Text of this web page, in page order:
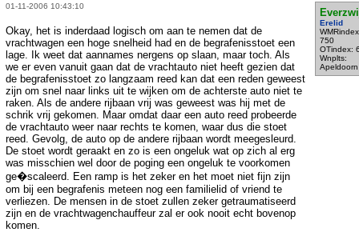
01-11-2006 10:43:10
Erelid
750
OTindex:
Wnplts:
Apeldoorn
Okay, het is inderdaad logisch om aan te nemen dat de
vrachtwagen een hoge snelheid had en de begrafenisstoet een
lage. Ik weet dat aannames nergens op slaan, maar toch. Als
we er even vanuit gaan dat de vrachtauto niet heeft gezien dat
de begrafenisstoet zo langzaam reed kan dat een reden geweest
zijn om snel naar links uit te wijken om de achterste auto niet te
raken. Als de andere rijbaan vrij was geweest was hij met de
schrik vrij gekomen. Maar omdat daar een auto reed probeerde
de vrachtauto weer naar rechts te komen, waar dus die stoet
reed. Gevolg, de auto op de andere rijbaan wordt meegesleurd.
De stoet wordt geraakt en zo is een ongeluk wat op zich al erg
was misschien wel door de poging een ongeluk te voorkomen
ge�scaleerd. Een ramp is het zeker en het moet niet fijn zijn
om bij een begrafenis meteen nog een familielid of vriend te
verliezen. De mensen in de stoet zullen zeker getraumatiseerd
zijn en de vrachtwagenchauffeur zal er ook nooit echt bovenop
komen.